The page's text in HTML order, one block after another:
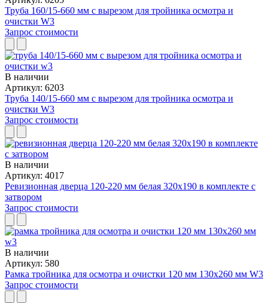
Труба 160/15-660 мм с вырезом для тройника осмотра и
очистки W3
Запрос стоимости
В наличии
Артикул: 6203
Труба 140/15-660 мм с вырезом для тройника осмотра и
очистки W3
Запрос стоимости
В наличии
Артикул: 4017
Ревизионная дверца 120-220 мм белая 320x190 в комплекте с
затвором
Запрос стоимости
В наличии
Артикул: 580
Рамка тройника для осмотра и очистки 120 мм 130x260 мм W3
Запрос стоимости